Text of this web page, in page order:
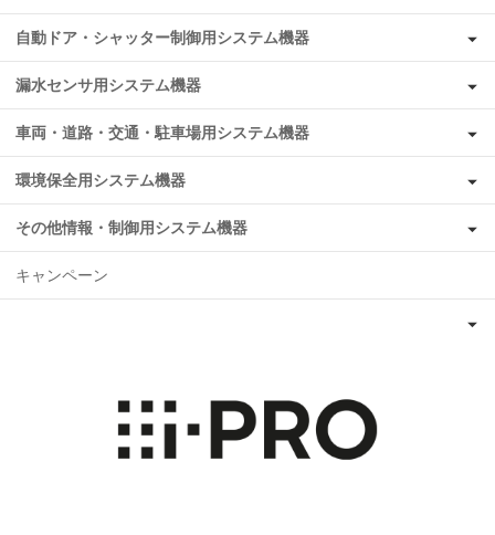
自動ドア・シャッター制御用システム機器
漏水センサ用システム機器
車両・道路・交通・駐車場用システム機器
環境保全用システム機器
その他情報・制御用システム機器
キャンペーン